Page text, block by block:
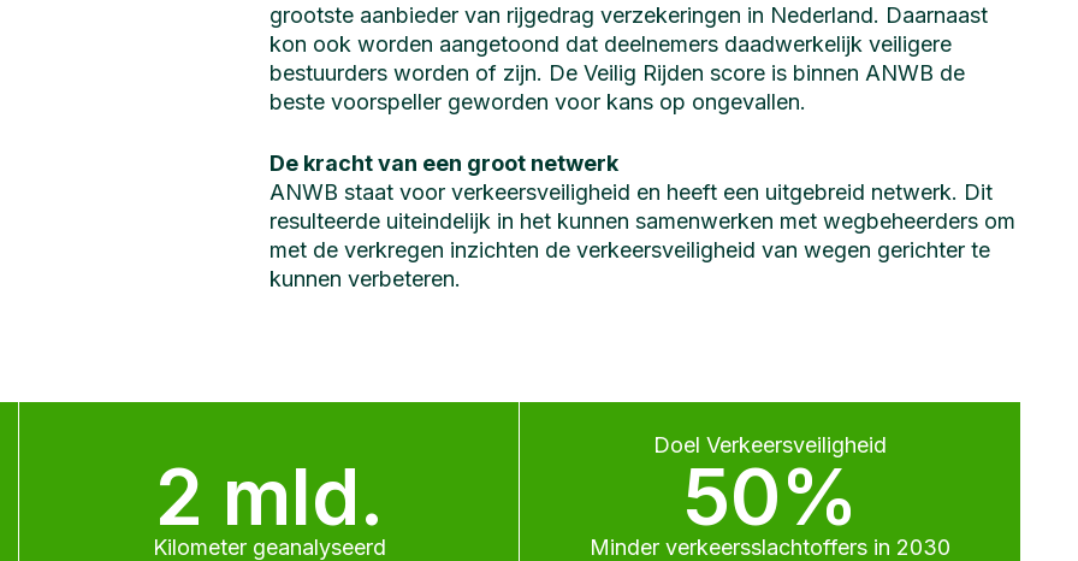
grootste aanbieder van rijgedrag verzekeringen in Nederland. Daarnaast
kon ook worden aangetoond dat deelnemers daadwerkelijk veiligere
bestuurders worden of zijn. De Veilig Rijden score is binnen ANWB de
beste voorspeller geworden voor kans op ongevallen.
De kracht van een groot netwerk
ANWB staat voor verkeersveiligheid en heeft een uitgebreid netwerk. Dit
resulteerde uiteindelijk in het kunnen samenwerken met wegbeheerders om
met de verkregen inzichten de verkeersveiligheid van wegen gerichter te
kunnen verbeteren.
2 mld.
Kilometer geanalyseerd
Doel Verkeersveiligheid
50%
Minder verkeersslachtoffers in 2030